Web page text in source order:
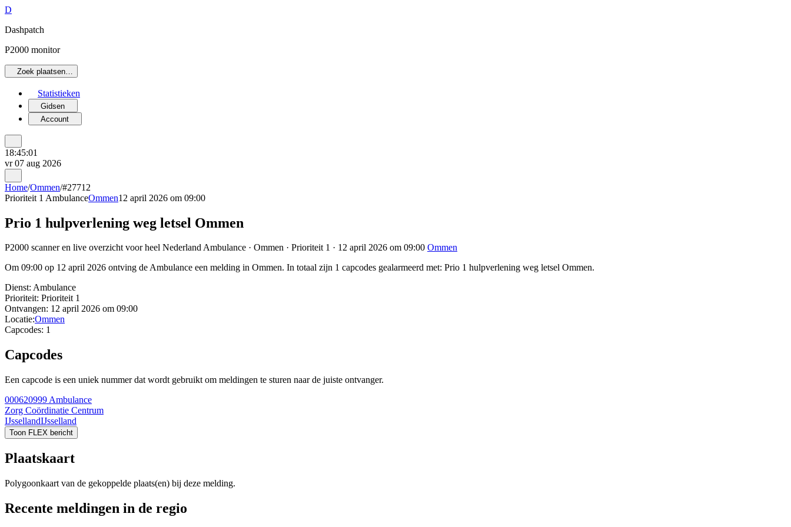
D
Dashpatch
P2000 monitor
Zoek plaatsen…
Statistieken
Gidsen
Account
18:45:01
vr 07 aug 2026
Home/Ommen/#27712
Prioriteit 1 AmbulanceOmmen12 april 2026 om 09:00
Prio 1 hulpverlening weg letsel Ommen
P2000 scanner en live overzicht voor heel Nederland Ambulance · Ommen · Prioriteit 1 · 12 april 2026 om 09:00 Ommen
Om 09:00 op 12 april 2026 ontving de Ambulance een melding in Ommen. In totaal zijn 1 capcodes gealarmeerd met: Prio 1 hulpverlening weg letsel Ommen.
Dienst: Ambulance
Prioriteit: Prioriteit 1
Ontvangen: 12 april 2026 om 09:00
Locatie:Ommen
Capcodes: 1
Capcodes
Een capcode is een uniek nummer dat wordt gebruikt om meldingen te sturen naar de juiste ontvanger.
000620999 Ambulance
Zorg Coördinatie Centrum
IJssellandIJsselland
Toon FLEX bericht
Plaatskaart
Polygoonkaart van de gekoppelde plaats(en) bij deze melding.
Recente meldingen in de regio